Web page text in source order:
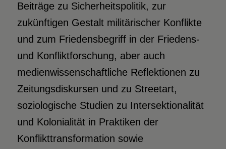
Beiträge zu Sicherheitspolitik, zur
zukünftigen Gestalt militärischer Konflikte
und zum Friedensbegriff in der Friedens-
und Konfliktforschung, aber auch
medienwissenschaftliche Reflektionen zu
Zeitungsdiskursen und zu Streetart,
soziologische Studien zu Intersektionalität
und Kolonialität in Praktiken der
Konflikttransformation sowie